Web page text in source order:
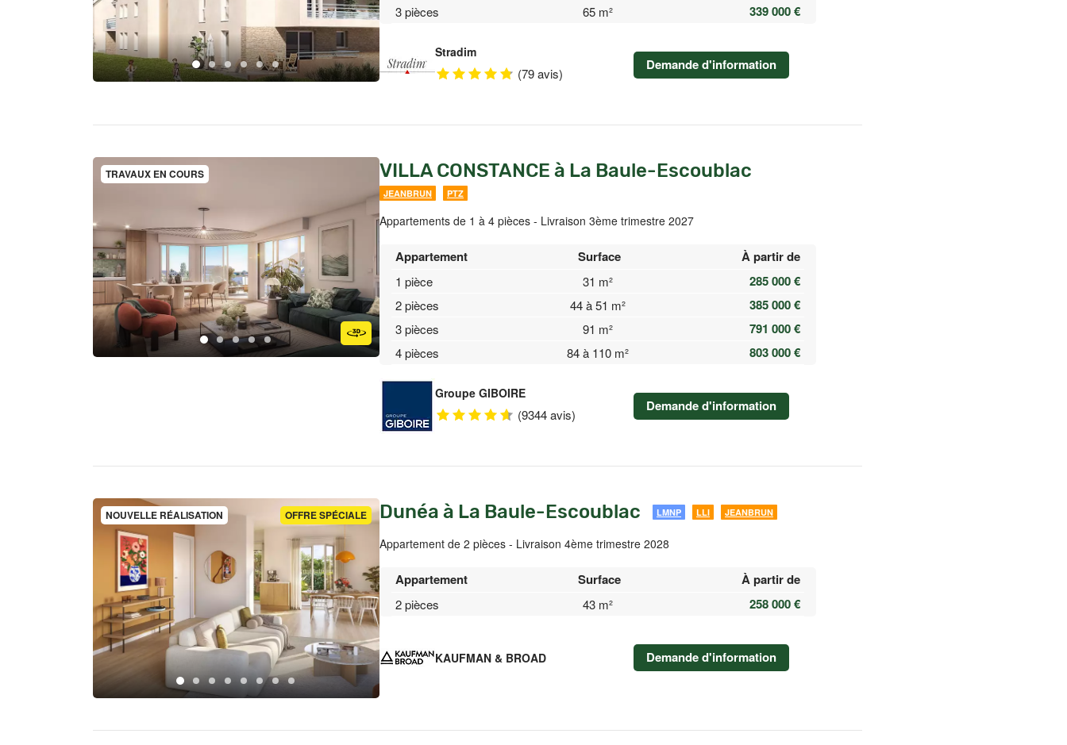
3 pièces 65 m² 339 000 €
Stradim
(79 avis) Demande d'information
TRAVAUX EN COURS VILLA CONSTANCE à La Baule-Escoublac
JEANBRUN PTZ
Appartements de 1 à 4 pièces - Livraison 3ème trimestre 2027
Appartement Surface À partir de
1 pièce 31 m² 285 000 €
2 pièces 44 à 51 m² 385 000 €
3 pièces 91 m² 791 000 €
4 pièces 84 à 110 m² 803 000 €
Groupe GIBOIRE
(9344 avis) Demande d'information
OFFRE SPÉCIALE
NOUVELLE RÉALISATION Dunéa à La Baule-Escoublac LMNP LLI JEANBRUN
Appartement de 2 pièces - Livraison 4ème trimestre 2028
Appartement Surface À partir de
2 pièces 43 m² 258 000 €
KAUFMAN & BROAD Demande d'information